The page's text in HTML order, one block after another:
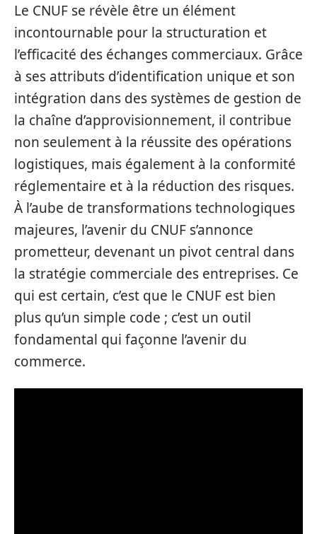
Le CNUF se révèle être un élément
incontournable pour la structuration et
l’efficacité des échanges commerciaux. Grâce
à ses attributs d’identification unique et son
intégration dans des systèmes de gestion de
la chaîne d’approvisionnement, il contribue
non seulement à la réussite des opérations
logistiques, mais également à la conformité
réglementaire et à la réduction des risques.
À l’aube de transformations technologiques
majeures, l’avenir du CNUF s’annonce
prometteur, devenant un pivot central dans
la stratégie commerciale des entreprises. Ce
qui est certain, c’est que le CNUF est bien
plus qu’un simple code ; c’est un outil
fondamental qui façonne l’avenir du
commerce.